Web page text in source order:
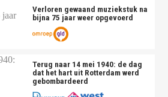
Verloren gewaand muziekstuk na
bijna 75 jaar weer opgevoerd
Terug naar 14 mei 1940: de dag
dat het hart uit Rotterdam werd
gebombardeerd